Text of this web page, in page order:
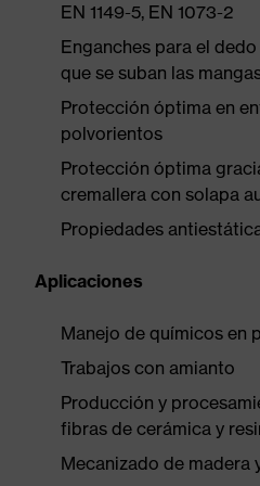
EN 1149-5, EN 1073-2
Enganches para el
que se suban las
Protección óptima en
polvorientos
Protección óptima
cremallera con solapa
Propiedades
Aplicaciones
Manejo de químicos en
Trabajos con amianto
Producción y
fibras de cerámica y
Mecanizado de madera